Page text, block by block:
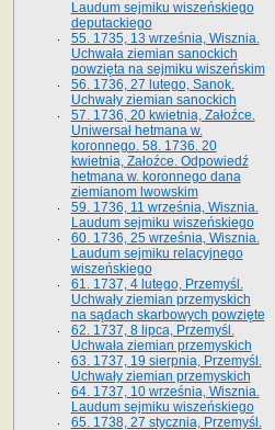
Laudum sejmiku wiszeńskiego
deputackiego
55. 1735, 13 września, Wisznia.
Uchwała ziemian sanockich
powzięta na sejmiku wiszeńskim
56. 1736, 27 lutego, Sanok.
Uchwały ziemian sanockich
57. 1736, 20 kwietnia, Załoźce.
Uniwersał hetmana w.
koronnego. 58. 1736. 20
kwietnia, Załoźce. Odpowiedź
hetmana w. koronnego dana
ziemianom lwowskim
59. 1736, 11 września, Wisznia.
Laudum sejmiku wiszeńskiego
60. 1736, 25 września, Wisznia.
Laudum sejmiku relacyjnego
wiszeńskiego
61. 1737, 4 lutego, Przemyśl.
Uchwały ziemian przemyskich
na sądach skarbowych powzięte
62. 1737, 8 lipca, Przemyśl.
Uchwała ziemian przemyskich
63. 1737, 19 sierpnia, Przemyśl.
Uchwały ziemian przemyskich
64. 1737, 10 września, Wisznia.
Laudum sejmiku wiszeńskiego
65. 1738, 27 stycznia, Przemyśl.